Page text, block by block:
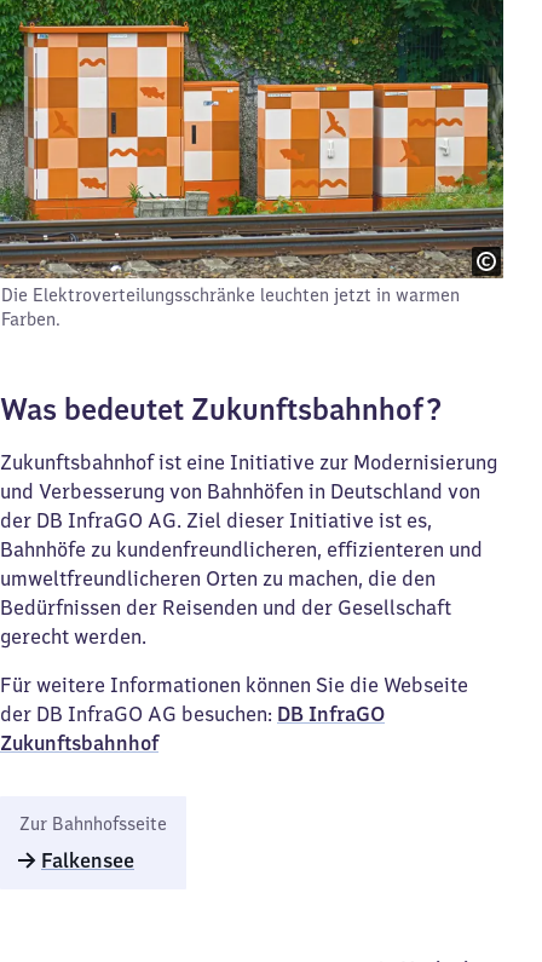
Die Elektroverteilungsschränke leuchten jetzt in warmen
Farben.
Was bedeutet Zukunftsbahnhof?
Zukunftsbahnhof ist eine Initiative zur Modernisierung
und Verbesserung von Bahnhöfen in Deutschland von
der DB InfraGO AG. Ziel dieser Initiative ist es,
Bahnhöfe zu kundenfreundlicheren, effizienteren und
umweltfreundlicheren Orten zu machen, die den
Bedürfnissen der Reisenden und der Gesellschaft
gerecht werden.
Für weitere Informationen können Sie die Webseite
der DB InfraGO AG besuchen: DB InfraGO
Zukunftsbahnhof​
Zur Bahnhofsseite
Falkensee